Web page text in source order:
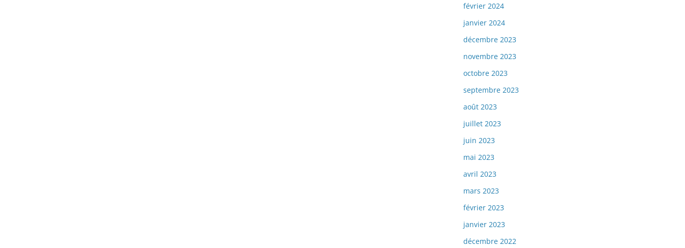
février 2024
janvier 2024
décembre 2023
novembre 2023
octobre 2023
septembre 2023
août 2023
juillet 2023
juin 2023
mai 2023
avril 2023
mars 2023
février 2023
janvier 2023
décembre 2022